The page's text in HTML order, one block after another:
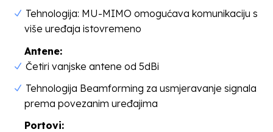
Tehnologija: MU-MIMO omogućava komunikaciju s
više uređaja istovremeno
Antene:
Četiri vanjske antene od 5dBi
Tehnologija Beamforming za usmjeravanje signala
prema povezanim uređajima
Portovi: